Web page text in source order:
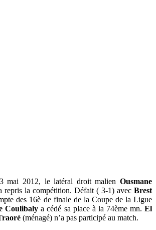
mai 2012, le latéral droit malien Ousmane
repris la compétition. Défait ( 3-1) avec Brest
des 16è de finale de la Coupe de la Ligue
Coulibaly a cédé sa place à la 74ème mn.El
(ménagé) n’a pas participé au match.